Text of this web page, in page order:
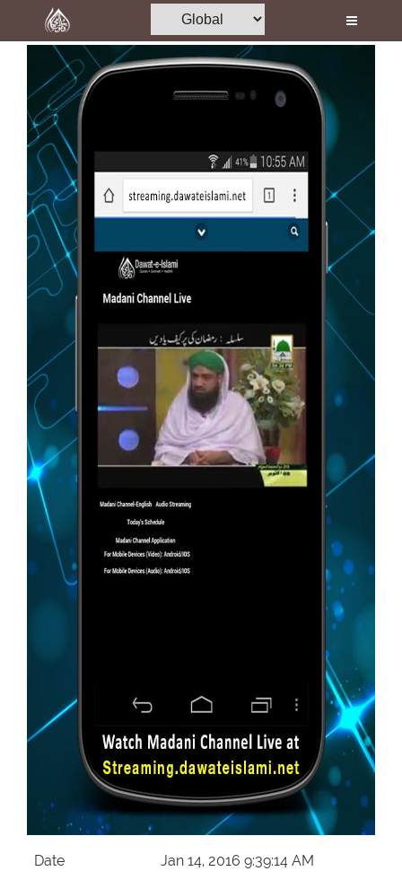
Home
Al-Quran
Books
Media
Madani Channel
Volunteer Portal
Rohani Ilaj
Donation
Magazine
Departments
Our Websites
More
Date
Jan 14, 2016 9:39:14 AM